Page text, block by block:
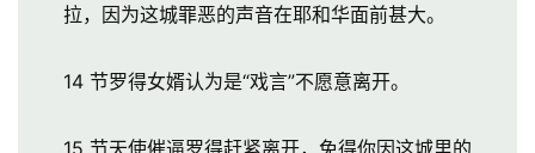
拉，因为这城罪恶的声音在耶和华面前甚大。
14 节罗得女婿认为是“戏言”不愿意离开。
15 节天使催逼罗得赶紧离开，免得你因这城里的